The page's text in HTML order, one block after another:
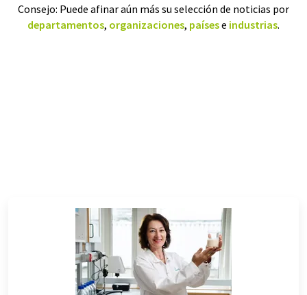
Consejo: Puede afinar aún más su selección de noticias por
departamentos, organizaciones, paísese industrias.